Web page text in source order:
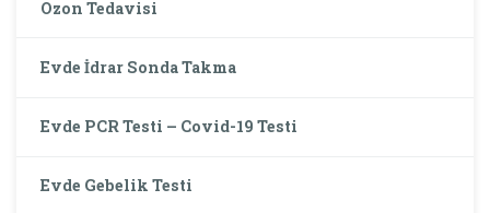
Ozon Tedavisi
Evde İdrar Sonda Takma
Evde PCR Testi – Covid-19 Testi
Evde Gebelik Testi